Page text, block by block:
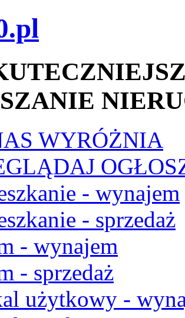
WYRÓŻNIA
- wynajem
- sprzedaż
- wynajem
- sprzedaż
użytkowy -